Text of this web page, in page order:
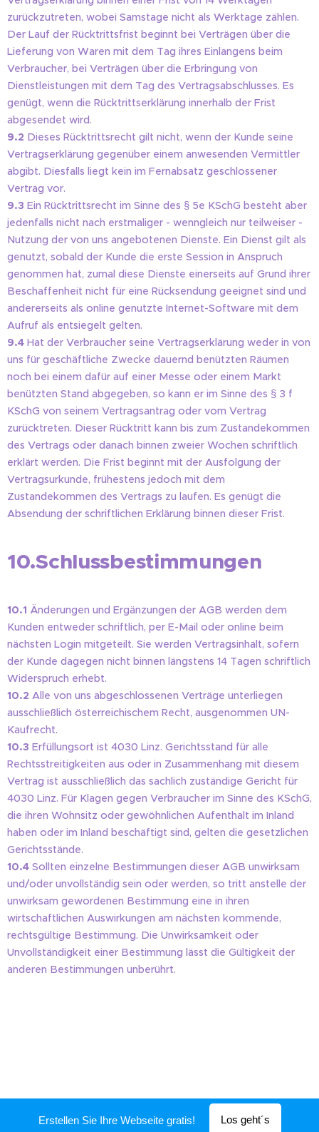
zurückzutreten, wobei Samstage nicht als Werktage zählen.
Der Lauf der Rücktrittsfrist beginnt bei Verträgen über die
Lieferung von Waren mit dem Tag ihres Einlangens beim
Verbraucher, bei Verträgen über die Erbringung von
Dienstleistungen mit dem Tag des Vertragsabschlusses. Es
genügt, wenn die Rücktrittserklärung innerhalb der Frist
abgesendet wird.
9.2 Dieses Rücktrittsrecht gilt nicht, wenn der Kunde seine
Vertragserklärung gegenüber einem anwesenden Vermittler
abgibt. Diesfalls liegt kein im Fernabsatz geschlossener
Vertrag vor.
9.3 Ein Rücktrittsrecht im Sinne des § 5e KSchG besteht aber
jedenfalls nicht nach erstmaliger - wenngleich nur teilweiser -
Nutzung der von uns angebotenen Dienste. Ein Dienst gilt als
genutzt, sobald der Kunde die erste Session in Anspruch
genommen hat, zumal diese Dienste einerseits auf Grund ihrer
Beschaffenheit nicht für eine Rücksendung geeignet sind und
andererseits als online genutzte Internet-Software mit dem
Aufruf als entsiegelt gelten.
9.4 Hat der Verbraucher seine Vertragserklärung weder in von
uns für geschäftliche Zwecke dauernd benützten Räumen
noch bei einem dafür auf einer Messe oder einem Markt
benützten Stand abgegeben, so kann er im Sinne des § 3 f
KSchG von seinem Vertragsantrag oder vom Vertrag
zurücktreten. Dieser Rücktritt kann bis zum Zustandekommen
des Vertrags oder danach binnen zweier Wochen schriftlich
erklärt werden. Die Frist beginnt mit der Ausfolgung der
Vertragsurkunde, frühestens jedoch mit dem
Zustandekommen des Vertrags zu laufen. Es genügt die
Absendung der schriftlichen Erklärung binnen dieser Frist.
10.Schlussbestimmungen
10.1 Änderungen und Ergänzungen der AGB werden dem
Kunden entweder schriftlich, per E-Mail oder online beim
nächsten Login mitgeteilt. Sie werden Vertragsinhalt, sofern
der Kunde dagegen nicht binnen längstens 14 Tagen schriftlich
Widerspruch erhebt.
10.2 Alle von uns abgeschlossenen Verträge unterliegen
ausschließlich österreichischem Recht, ausgenommen UN-
Kaufrecht.
10.3 Erfüllungsort ist 4030 Linz. Gerichtsstand für alle
Rechtsstreitigkeiten aus oder in Zusammenhang mit diesem
Vertrag ist ausschließlich das sachlich zuständige Gericht für
4030 Linz. Für Klagen gegen Verbraucher im Sinne des KSchG,
die ihren Wohnsitz oder gewöhnlichen Aufenthalt im Inland
haben oder im Inland beschäftigt sind, gelten die gesetzlichen
Gerichtsstände.
10.4 Sollten einzelne Bestimmungen dieser AGB unwirksam
und/oder unvollständig sein oder werden, so tritt anstelle der
unwirksam gewordenen Bestimmung eine in ihren
wirtschaftlichen Auswirkungen am nächsten kommende,
rechtsgültige Bestimmung. Die Unwirksamkeit oder
Unvollständigkeit einer Bestimmung lässt die Gültigkeit der
anderen Bestimmungen unberührt.
Unterstützt vonWebnode
Erstellen Sie Ihre Webseite gratis! Los geht´s